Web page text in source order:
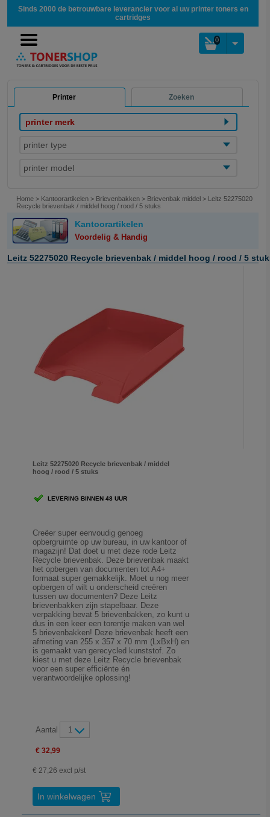
Sinds 2000 de betrouwbare leverancier voor al uw printer toners en
cartridges
0
Printer Zoeken
printer merk
printer type
printer model
Home > Kantoorartikelen > Brievenbakken > Brievenbak middel > Leitz 52275020
Recycle brievenbak / middel hoog / rood / 5 stuks
Kantoorartikelen
Voordelig & Handig
Leitz 52275020 Recycle brievenbak / middel hoog / rood / 5
Leitz 52275020 Recycle brievenbak / middel
hoog / rood / 5 stuks
LEVERING BINNEN 48 UUR
Creëer super eenvoudig genoeg
opbergruimte op uw bureau, in uw kantoor of
magazijn! Dat doet u met deze rode Leitz
Recycle brievenbak. Deze brievenbak maakt
het opbergen van documenten tot A4+
formaat super gemakkelijk. Moet u nog meer
opbergen of wilt u onderscheid creëren
tussen uw documenten? Deze Leitz
brievenbakken zijn stapelbaar. Deze
verpakking bevat 5 brievenbakken, zo kunt u
dus in een keer een torentje maken van wel
5 brievenbakken! Deze brievenbak heeft een
afmeting van 255 x 357 x 70 mm (LxBxH) en
is gemaakt van gerecycled kunststof. Zo
kiest u met deze Leitz Recycle brievenbak
voor een super efficiënte én
verantwoordelijke oplossing!
Aantal 1
€ 32,99
€ 27,26 excl p/st
In winkelwagen